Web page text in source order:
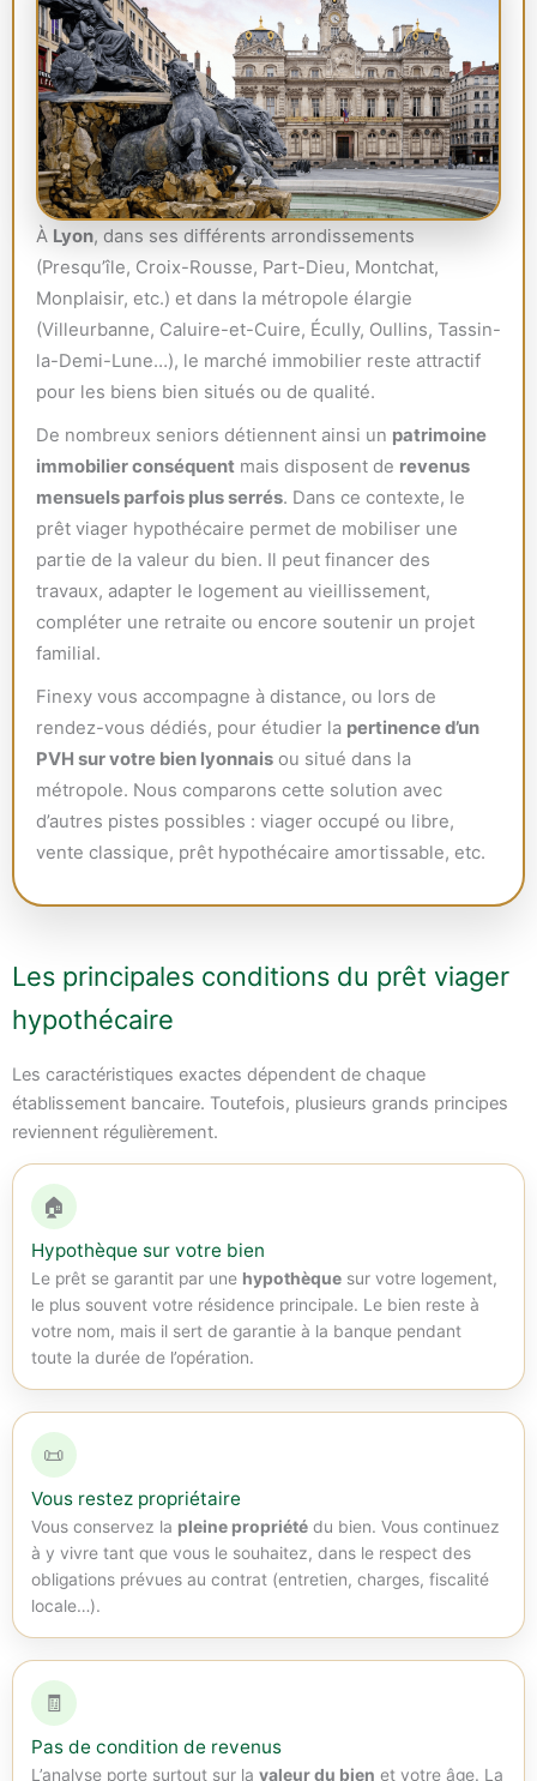
À Lyon, dans ses différents arrondissements
(Presqu’île, Croix-Rousse, Part-Dieu, Montchat,
Monplaisir, etc.) et dans la métropole élargie
(Villeurbanne, Caluire-et-Cuire, Écully, Oullins, Tassin-
la-Demi-Lune…), le marché immobilier reste attractif
pour les biens bien situés ou de qualité.
De nombreux seniors détiennent ainsi un patrimoine
immobilier conséquent mais disposent de revenus
mensuels parfois plus serrés. Dans ce contexte, le
prêt viager hypothécaire permet de mobiliser une
partie de la valeur du bien. Il peut financer des
travaux, adapter le logement au vieillissement,
compléter une retraite ou encore soutenir un projet
familial.
Finexy vous accompagne à distance, ou lors de
rendez-vous dédiés, pour étudier la pertinence d’un
PVH sur votre bien lyonnais ou situé dans la
métropole. Nous comparons cette solution avec
d’autres pistes possibles : viager occupé ou libre,
vente classique, prêt hypothécaire amortissable, etc.
Les principales conditions du prêt viager
hypothécaire
Les caractéristiques exactes dépendent de chaque
établissement bancaire. Toutefois, plusieurs grands principes
reviennent régulièrement.
🏠
Hypothèque sur votre bien
Le prêt se garantit par une hypothèque sur votre logement,
le plus souvent votre résidence principale. Le bien reste à
votre nom, mais il sert de garantie à la banque pendant
toute la durée de l’opération.
📜
Vous restez propriétaire
Vous conservez la pleine propriété du bien. Vous continuez
à y vivre tant que vous le souhaitez, dans le respect des
obligations prévues au contrat (entretien, charges, fiscalité
locale…).
🧾
Pas de condition de revenus
L’analyse porte surtout sur la valeur du bien et votre âge. La